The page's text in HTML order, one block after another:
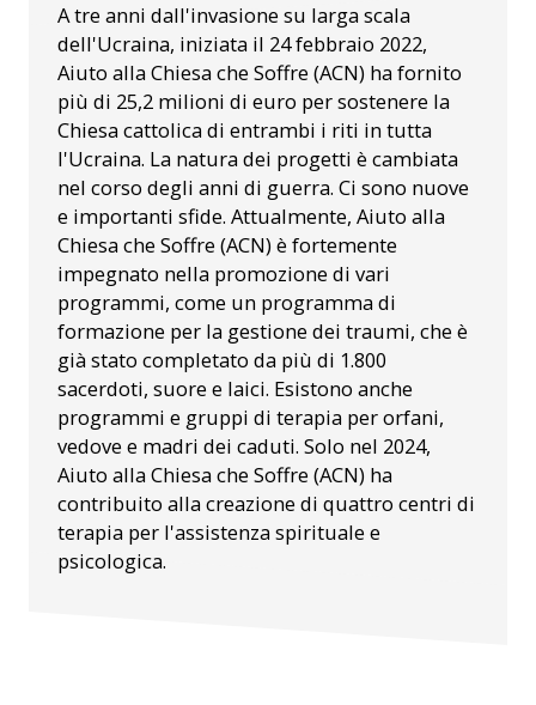
A tre anni dall'invasione su larga scala
dell'Ucraina, iniziata il 24 febbraio 2022,
Aiuto alla Chiesa che Soffre (ACN) ha fornito
più di 25,2 milioni di euro per sostenere la
Chiesa cattolica di entrambi i riti in tutta
l'Ucraina. La natura dei progetti è cambiata
nel corso degli anni di guerra. Ci sono nuove
e importanti sfide. Attualmente, Aiuto alla
Chiesa che Soffre (ACN) è fortemente
impegnato nella promozione di vari
programmi, come un programma di
formazione per la gestione dei traumi, che è
già stato completato da più di 1.800
sacerdoti, suore e laici. Esistono anche
programmi e gruppi di terapia per orfani,
vedove e madri dei caduti. Solo nel 2024,
Aiuto alla Chiesa che Soffre (ACN) ha
contribuito alla creazione di quattro centri di
terapia per l'assistenza spirituale e
psicologica.